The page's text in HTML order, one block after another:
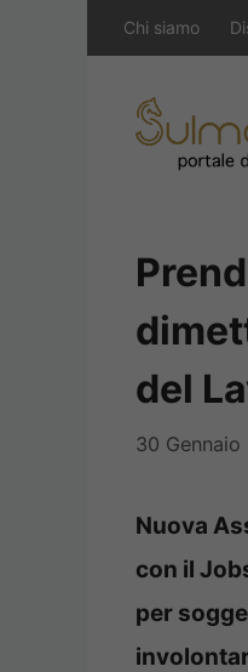
Chi siamo
del
30
Nuova
con il
per